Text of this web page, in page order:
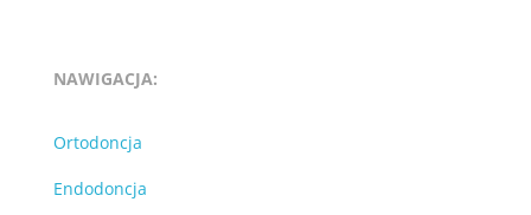
NAWIGACJA:
Ortodoncja
Endodoncja